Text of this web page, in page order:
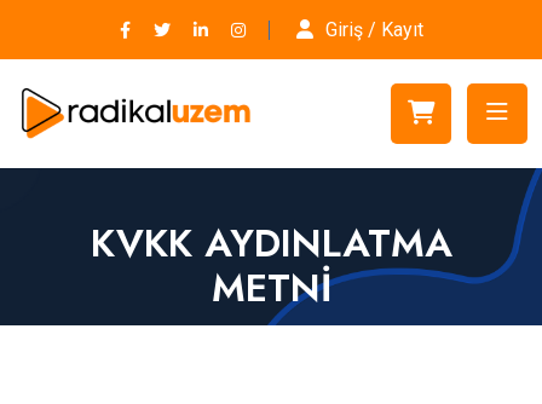
Giriş / Kayıt
KVKK AYDINLATMA
METNI